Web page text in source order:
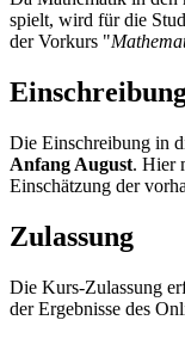
spielt, wird für die
der Vorkurs "
Die Einschreibung in
Anfang August. Hier
Einschätzung der
Zulassung
Die Kurs-Zulassung
der Ergebnisse des